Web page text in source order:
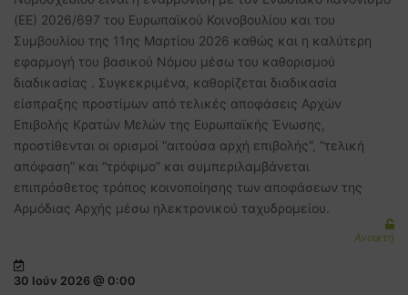
(EE) 2026/697 του Ευρωπαϊκού Κοινοβουλίου και του
Συμβουλίου της 11ης Μαρτίου 2026 καθώς και η καλύτερη
εφαρμογή του βασικού Νόμου μέσω του καθορισμού
διαδικασίας . Συγκεκριμένα, καθορίζεται διαδικασία
είσπραξης προστίμων από τελικές αποφάσεις Αρχών
Επιβολής Κρατών Μελών της Ευρωπαϊκής Ένωσης,
προστίθενται οι ορισμοί “αιτούσα αρχή επιβολής”, “τελική
απόφαση” και “τρόφιμο” και συμπεριλαμβάνεται
επιπρόσθετος τρόπος κοινοποίησης των αποφάσεων της
Αρμόδιας Αρχής μέσω ηλεκτρονικού ταχυδρομείου.
Ανοικτή
30 Ιούν 2026 @ 0:00